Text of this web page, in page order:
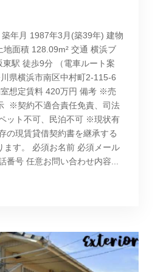
年月 1987年3月(築39年) 建物
地面積 128.09m² 交通 横浜ブ
東駅 徒歩9分 （電車ルート案
県横浜市南区中村町2-115-6
想定賃料 420万円 備考 ※売
※契約不適合責任免責、司法
ット不可、民泊不可 ※現状有
の現賃貸借契約書を継承する
ます。 必須お名前 必須メール
番号 任意お問い合わせ内容...